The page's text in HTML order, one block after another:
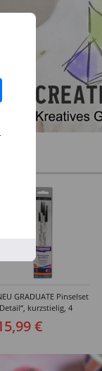
GRADUATE Pinselset
kurzstielig, 4
€